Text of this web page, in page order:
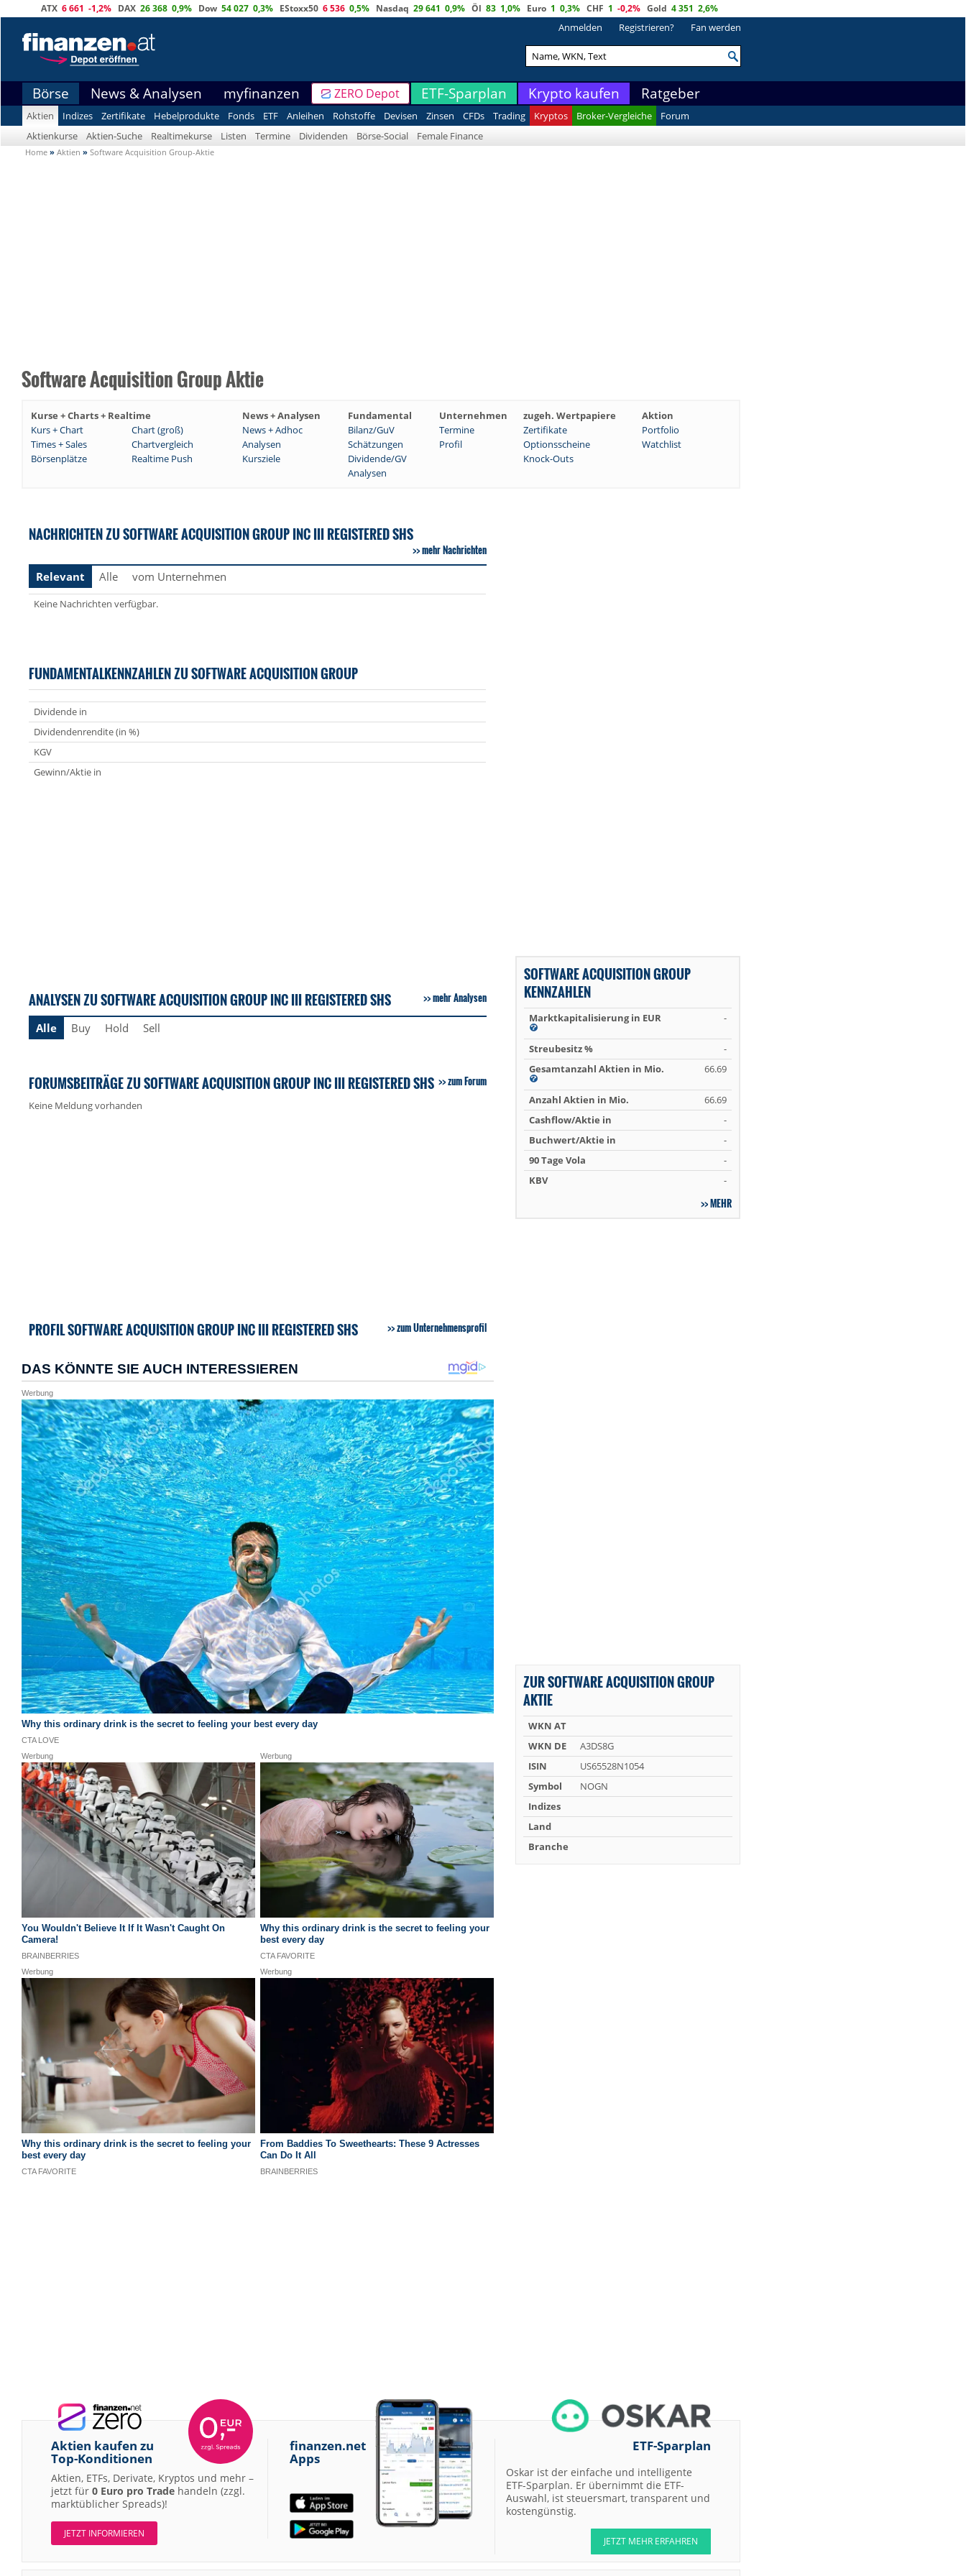
ATX 6 661 -1,2% DAX 26 368 0,9% Dow 54 027 0,3% EStoxx50 6 536 0,5% Nasdaq 29 641 0,9% Öl 83 1,0% Euro 1 0,3% CHF 1 -0,2% Gold 4 351 2,6%
Anmelden Registrieren? Fan werden
Börse News & Analysen myfinanzen ZERO Depot ETF-Sparplan Krypto kaufen Ratgeber
Aktien Indizes Zertifikate Hebelprodukte Fonds ETF Anleihen Rohstoffe Devisen Zinsen CFDs Trading Kryptos Broker-Vergleiche
Forum
Aktienkurse
Aktien-Suche Realtimekurse Listen Termine Dividenden Börse-Social Female Finance
Home » Aktien » Software Acquisition Group-Aktie
Software Acquisition Group Aktie
Kurse + Charts + Realtime News + Analysen Fundamental Unternehmen zugeh. Wertpapiere
Aktion
Kurs + Chart
Chart (groß) News + Adhoc Bilanz/GuV Termine Zertifikate
Portfolio
Times + Sales
Chartvergleich Analysen Schätzungen Profil Optionsscheine
Watchlist
Börsenplätze
Realtime Push Kursziele Dividende/GV
Knock-Outs
Analysen
NACHRICHTEN ZU SOFTWARE ACQUISITION GROUP INC III REGISTERED SHS
mehr Nachrichten
Relevant
Alle vom Unternehmen
Keine Nachrichten verfügbar.
FUNDAMENTALKENNZAHLEN ZU SOFTWARE ACQUISITION GROUP
Dividende in
Dividendenrendite (in %)
KGV
Gewinn/Aktie in
ANALYSEN ZU SOFTWARE ACQUISITION GROUP INC III REGISTERED SHS mehr Analysen
Alle Buy Hold Sell
FORUMSBEITRÄGE ZU SOFTWARE ACQUISITION GROUP INC III REGISTERED SHS zum Forum
Keine Meldung vorhanden
PROFIL SOFTWARE ACQUISITION GROUP INC III REGISTERED SHS zum Unternehmensprofil
SOFTWARE ACQUISITION GROUP
KENNZAHLEN
Marktkapitalisierung in EUR -
Streubesitz %
-
Gesamtanzahl Aktien in Mio.
66.69
Anzahl Aktien in Mio.
66.69
Cashflow/Aktie in
-
Buchwert/Aktie in
-
90 Tage Vola
-
KBV
-
MEHR
ZUR SOFTWARE ACQUISITION GROUP
AKTIE
WKN AT
WKN DE
A3DS8G
ISIN
US65528N1054
Symbol
NOGN
Indizes
Land
Branche
Aktien kaufen zu
Top-Konditionen
Aktien, ETFs, Derivate, Kryptos und mehr –
jetzt für 0 Euro pro Trade handeln (zzgl.
marktüblicher Spreads)!
JETZT INFORMIEREN
finanzen.net
Apps
ETF-Sparplan
Oskar ist der einfache und intelligente
ETF-Sparplan. Er übernimmt die ETF-
Auswahl, ist steuersmart, transparent und
kostengünstig.
JETZT MEHR ERFAHREN